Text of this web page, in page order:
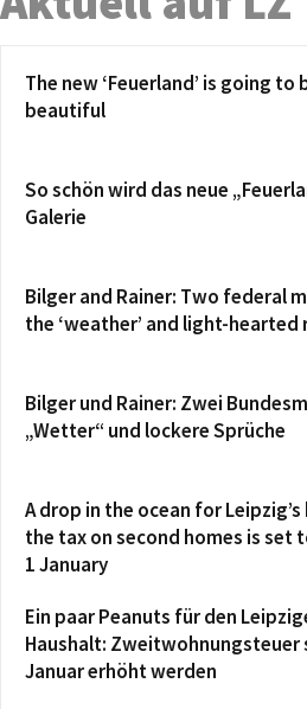
The new ‘Feuerland’ is going to
beautiful
So schön wird das neue
Galerie
Bilger and Rainer: Two federal
the ‘weather’ and light-hearted
Bilger und Rainer: Zwei
„Wetter“ und lockere Sprüche
A drop in the ocean for
the tax on second homes is set
1 January
Ein paar Peanuts für den
Haushalt: Zweitwohnungsteuer
Januar erhöht werden